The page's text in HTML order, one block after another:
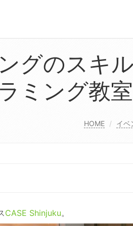
グのスキ
ミング教
HOME イベ
CASE Shinjuku。